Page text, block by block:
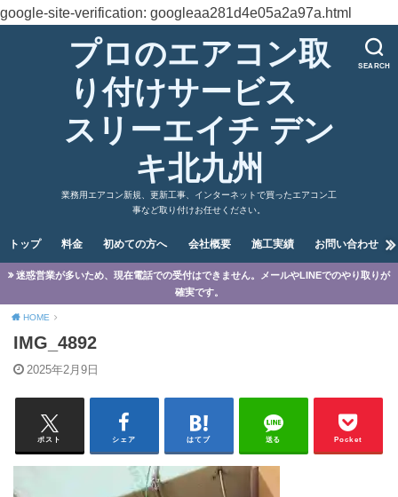
google-site-verification: googleaa281d4e05a2a97a.html
SEARCH
プロのエアコン取
り付けサービス
スリーエイチ デン
キ北九州
業務用エアコン新規、更新工事、インターネットで買ったエアコン工
事など取り付けお任せください。
トップ 料金 初めての方へ 会社概要 施工実績 お問い合わせ
迷惑営業が多いため、現在電話での受付はできません。メールやLINEでのやり取りが
確実です。
HOME
IMG_4892
2025年2月9日
ポスト シェア はてブ 送る Pocket